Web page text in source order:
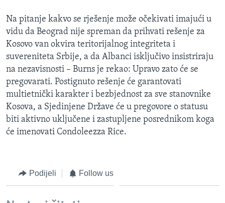
Na pitanje kakvo se rješenje može očekivati imajući u
vidu da Beograd nije spreman da prihvati rešenje za
Kosovo van okvira teritorijalnog integriteta i
suvereniteta Srbije, a da Albanci isključivo insistriraju
na nezavisnosti – Burns je rekao: Upravo zato će se
pregovarati. Postignuto rešenje će garantovati
multietnički karakter i bezbjednost za sve stanovnike
Kosova, a Sjedinjene Države će u pregovore o statusu
biti aktivno uključene i zastupljene posrednikom koga
će imenovati Condoleezza Rice.
Podijeli Follow us